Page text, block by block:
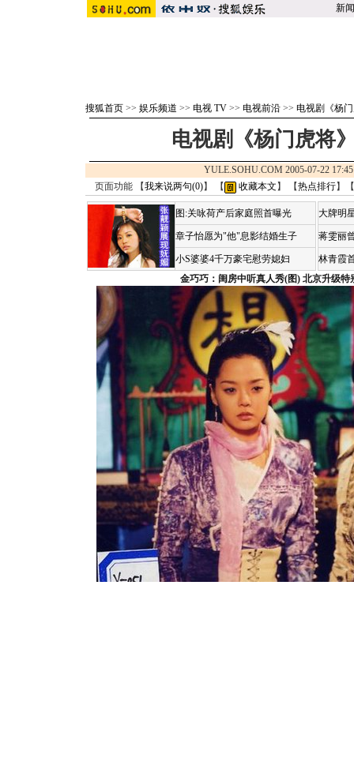
新闻
搜狐首页 >> 娱乐频道 >> 电视 TV >> 电视前沿 >> 电视剧《杨
电视剧《杨门虎将
YULE.SOHU.COM 2005-07-22
页面功能 【我来说两句(0)】 【 收藏本文 】 【热点排行】【
图:关咏荷产后家庭照首曝光
章子怡愿为"他"息影结婚生子
小S婆婆4千万豪宅慰劳媳妇
大牌明
蒋雯丽
林青霞
金巧巧：闺房中听真人秀(图) 北京升级特